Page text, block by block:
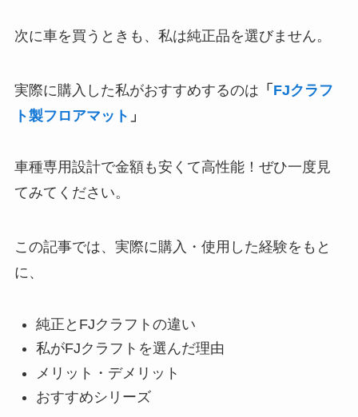
次に車を買うときも、私は純正品を選びません。
実際に購入した私がおすすめするのは 「 FJクラフ
ト製フロアマット 」
車種専用設計で金額も安くて高性能！ぜひ一度見
てみてください。
この記事では、実際に購入・使用した経験をもと
に、
純正とFJクラフトの違い
私がFJクラフトを選んだ理由
メリット・デメリット
おすすめシリーズ